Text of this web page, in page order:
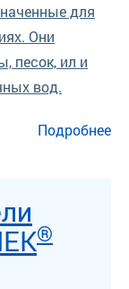
для
Они
песок, ил и
вод.
Подробнее
®